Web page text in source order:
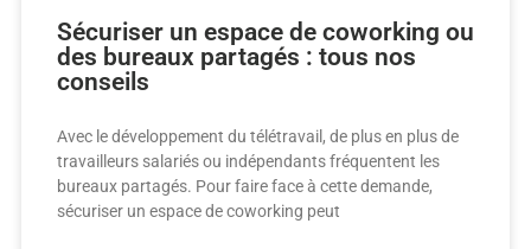
Sécuriser un espace de coworking ou
des bureaux partagés : tous nos
conseils
Avec le développement du télétravail, de plus en plus de
travailleurs salariés ou indépendants fréquentent les
bureaux partagés. Pour faire face à cette demande,
sécuriser un espace de coworking peut